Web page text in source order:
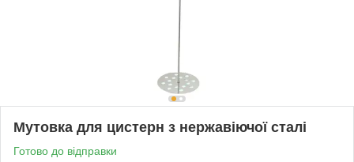
Мутовка для цистерн з нержавіючої сталі
Готово до відправки